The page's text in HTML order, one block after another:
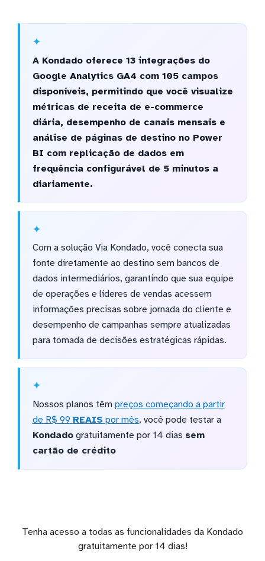
A Kondado oferece 13 integrações do
Google Analytics GA4 com 105 campos
disponíveis, permitindo que você visualize
métricas de receita de e-commerce
diária, desempenho de canais mensais e
análise de páginas de destino no Power
BI com replicação de dados em
frequência configurável de 5 minutos a
diariamente.
Com a solução Via Kondado, você conecta sua
fonte diretamente ao destino sem bancos de
dados intermediários, garantindo que sua equipe
de operações e líderes de vendas acessem
informações precisas sobre jornada do cliente e
desempenho de campanhas sempre atualizadas
para tomada de decisões estratégicas rápidas.
Nossos planos têm preços começando a partir
de R$ 99 REAIS por mês, você pode testar a
Kondadogratuitamente por 14 dias sem
cartão de crédito
Tenha acesso a todas as funcionalidades da Kondado
gratuitamente por 14 dias!